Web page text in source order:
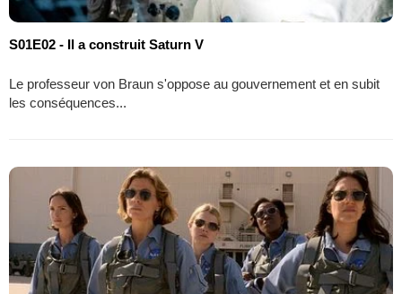
S01E02 - Il a construit Saturn V
Le professeur von Braun s'oppose au gouvernement et en subit
les conséquences...